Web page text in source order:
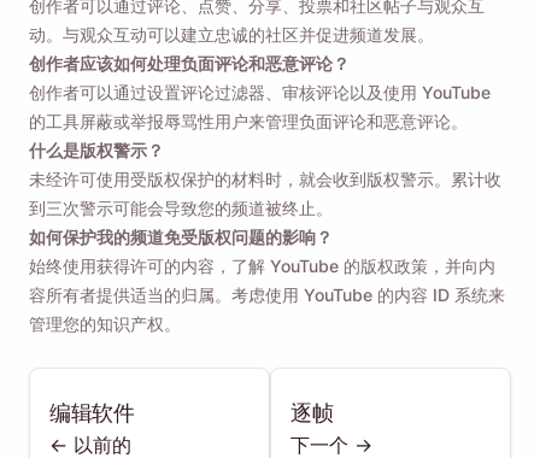
创作者可以通过评论、点赞、分享、投票和社区帖子与观众互
动。与观众互动可以建立忠诚的社区并促进频道发展。
创作者应该如何处理负面评论和恶意评论？
创作者可以通过设置评论过滤器、审核评论以及使用 YouTube
的工具屏蔽或举报辱骂性用户来管理负面评论和恶意评论。
什么是版权警示？
未经许可使用受版权保护的材料时，就会收到版权警示。累计收
到三次警示可能会导致您的频道被终止。
如何保护我的频道免受版权问题的影响？
始终使用获得许可的内容，了解 YouTube 的版权政策，并向内
容所有者提供适当的归属。考虑使用 YouTube 的内容 ID 系统来
管理您的知识产权。
编辑软件
<- 以前的
逐帧
下一个 ->